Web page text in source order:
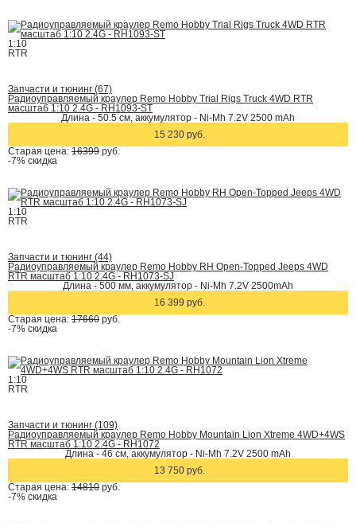
1:10
RTR
Запчасти и тюнинг (67)
Радиоуправляемый краулер Remo Hobby Trial Rigs Truck 4WD RTR
масштаб 1:10 2.4G - RH1093-ST
Длина - 50.5 cм, аккумулятор - Ni-Mh 7.2V 2500 mAh
15 230 руб.
Старая цена: 16399 руб.
-7% скидка
1:10
RTR
Запчасти и тюнинг (44)
Радиоуправляемый краулер Remo Hobby RH Open-Topped Jeeps 4WD
RTR масштаб 1:10 2.4G - RH1073-SJ
Длина - 500 мм, аккумулятор - Ni-Mh 7.2V 2500mAh
16 399 руб.
Старая цена: 17660 руб.
-7% скидка
1:10
RTR
Запчасти и тюнинг (109)
Радиоуправляемый краулер Remo Hobby Mountain Lion Xtreme 4WD+4WS
RTR масштаб 1:10 2.4G - RH1072
Длина - 46 см, аккумулятор - Ni-Mh 7.2V 2500 mAh
13 750 руб.
Старая цена: 14810 руб.
-7% скидка